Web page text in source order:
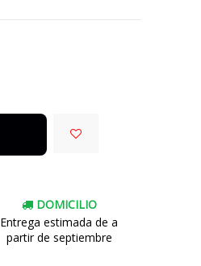
DOMICILIO
Entrega estimada de a
partir de septiembre